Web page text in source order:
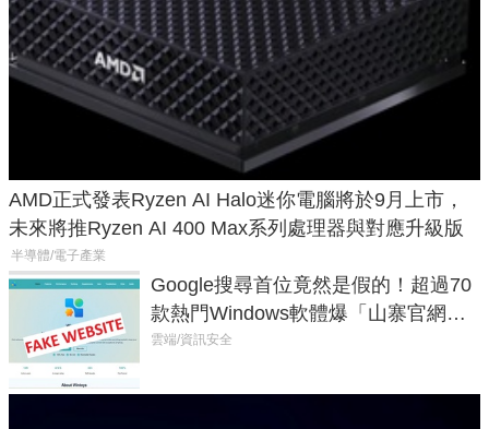
AMD正式發表Ryzen AI Halo迷你電腦將於9月上市，
未來將推Ryzen AI 400 Max系列處理器與對應升級版
半導體/電子產業
Google搜尋首位竟然是假的！超過70
款熱門Windows軟體爆「山寨官網」
危機
雲端/資訊安全